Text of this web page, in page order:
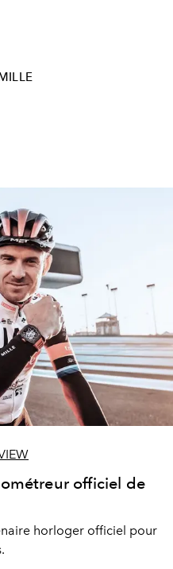
officiel de
horloger officiel pour